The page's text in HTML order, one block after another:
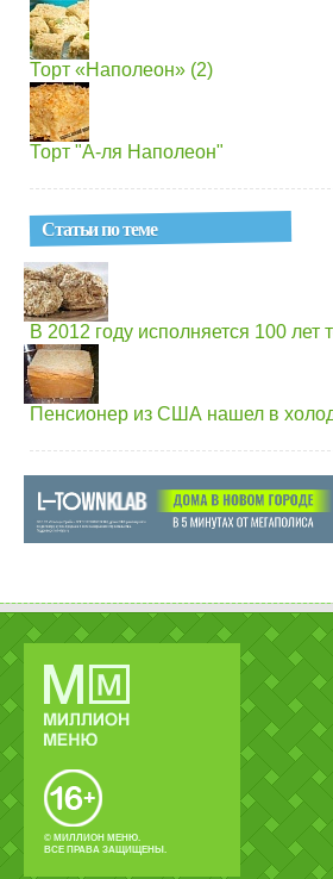
Торт «Наполеон» (2)
Торт "А-ля Наполеон"
Статьи по теме
В 2012 году исполняется 100 лет
Пенсионер из США нашел в
© МИЛЛИОН МЕНЮ.
ВСЕ ПРАВА ЗАЩИЩЕНЫ.